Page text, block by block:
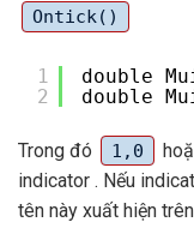
Ontick()
1
2
double
double
Trong đó 1,0
indicator . Nếu
tên này xuất hiện